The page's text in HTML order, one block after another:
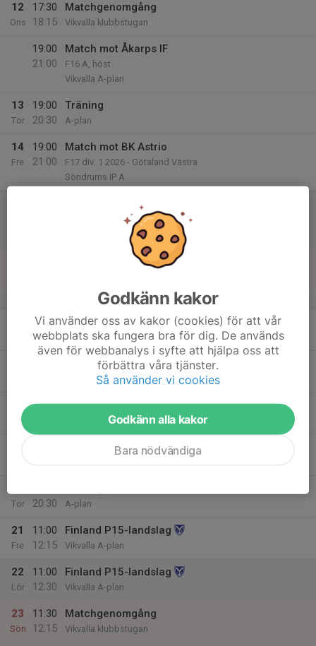
12
Ons
17:30
18:15
Matchgenomgång
Vikvalla klubbstugan
19:00
21:00
Match mot Åkarps IF
F16 A, höst
Vikvalla A-plan
13
Tor
19:00
20:30
Träning
A-plan
14
Fre
19:00
21:00
Match mot BK Astrio
F17 div. 1 2026 - Götaland Västra
Söndrums IP A
Match mot Ystads IF FF vit
Sandskogens IP F-plan
v.34
19:00
20:30
Träning
B-Plan
Finland P15-landslag
Vikvalla A-plan
19:00
Träning
Finland P15-landslag
Tor
20:30
A-plan
21
Fre
11:00
12:15
Finland P15-landslag
Vikvalla A-plan
22
Lör
11:00
12:30
Finland P15-landslag
Vikvalla A-plan
23
Sön
11:30
12:15
Matchgenomgång
Vikvalla klubbstugan
Godkänn kakor
Vi använder oss av kakor (cookies) för att vår
webbplats ska fungera bra för dig. De används
även för webbanalys i syfte att hjälpa oss att
förbättra våra tjänster.
Så använder vi cookies
Godkänn alla kakor
Bara nödvändiga